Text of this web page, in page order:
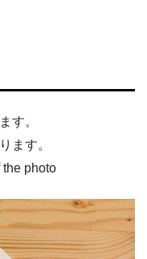
す。
ます。
the photo